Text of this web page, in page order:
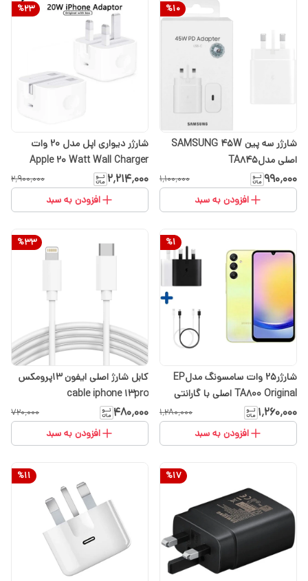
%10
شارژر سه پین SAMSUNG 45W
اصلی مدلTA845
۹۹۰٬۰۰۰ ۱٬۱۰۰٬۰۰۰
افزودن به سبد
%23
شارژر دیواری اپل مدل 20 وات
Apple 20 Watt Wall Charger
اصلی اپل استوری با گارانتی شرکتی
تعویض (ارسال رایگان با انتخاب
گزینه تیپاکس)
۲٬۲۱۴٬۰۰۰ ۲٬۹۰۰٬۰۰۰
افزودن به سبد
%1
شارژر۲۵ وات سامسونگ مدلEP
TA800 Original اصلی با گارانتی
شرکتی ۶ ماهه ایران رهجویان
۱٬۲۶۰٬۰۰۰ ۱٬۲۸۰٬۰۰۰
افزودن به سبد
%33
کابل شارژ اصلی ایفون 13پرومکس
cable iphone 13pro
۴۸۰٬۰۰۰ ۷۲۰٬۰۰۰
افزودن به سبد
%17
%11